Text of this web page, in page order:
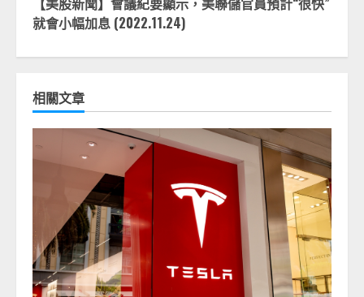
就會小幅加息 (2022.11.24)
相關文章